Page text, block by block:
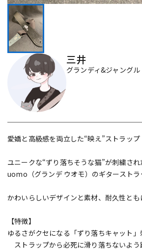
DTM オンライン納品
配信/ライブ機器
中古
三井
グランディ&ジャングル
愛嬌と高級感を両立した“映え”ストラップ
ユニークな“ずり落ちそうな猫”が刺繍さ
uomo（グランデ ウオモ）のギターストラ
かわいらしいデザインと素材、耐久性と
【特徴】
ゆるさがクセになる「ずり落ちキャット」
ストラップから必死に滑り落ちないよ